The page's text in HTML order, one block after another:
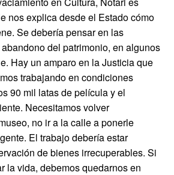
nos explica desde el Estado cómo
Se debería pensar en las
del patrimonio, en algunos
Hay un amparo en la Justicia que
trabajando en condiciones
90 mil latas de película y el
Necesitamos volver
no ir a la calle a ponerle
El trabajo debería estar
de bienes irrecuperables. Si
la vida, debemos quedarnos en